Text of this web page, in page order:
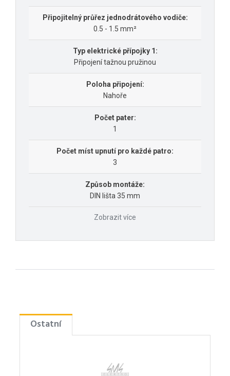
Připojitelný průřez jednodrátového vodiče:
0.5 - 1.5 mm²
Typ elektrické přípojky 1:
Připojení tažnou pružinou
Poloha připojení:
Nahoře
Počet pater:
1
Počet míst upnutí pro každé patro:
3
Způsob montáže:
DIN lišta 35 mm
Zobrazit více
Ostatní